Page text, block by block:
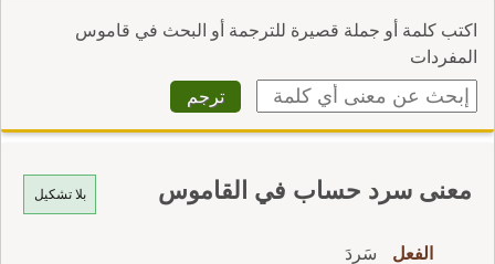
اكتب كلمة أو جملة قصيرة للترجمة أو البحث في قاموس
المفردات
بلا تشكيل معنى سرد حساب في القاموس
الفعل سَرِدَ